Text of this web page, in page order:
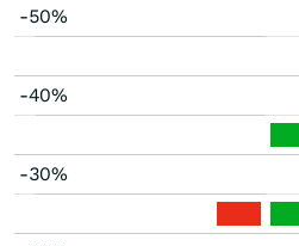
-50%
-40%
-30%